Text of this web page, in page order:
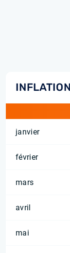
janvier
février
mars
avril
mai